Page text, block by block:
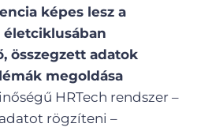
képes lesz a
összegzett adatok
megoldása
HRTech rendszer –
rögzíteni –